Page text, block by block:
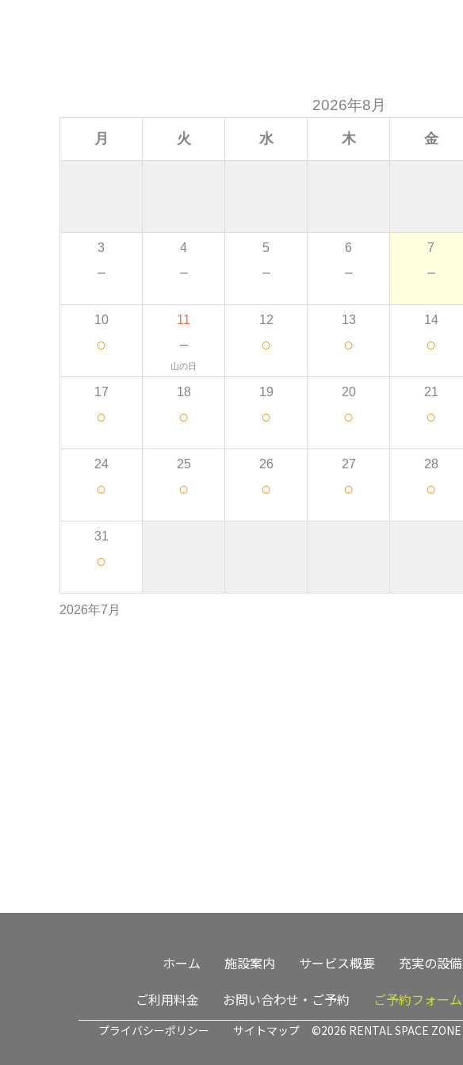
2026年8月
月 火 水 木 金
3
－
4
－
5
－
6
－
7
－
10
○
11
－
山の日
12
○
13
○
14
○
17
○
18
○
19
○
20
○
21
○
24
○
25
○
26
○
27
○
28
○
31
○
2026年7月
ホーム 施設案内 サービス概要
充実の設備
ご利用料金
お問い合わせ・ご予約 ご予約フォーム
プライバシーポリシー サイトマップ ©2026 RENTAL SPACE ZONE